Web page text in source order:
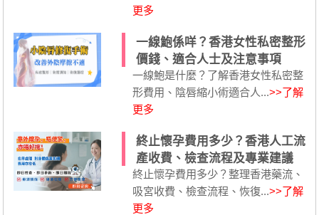
更多
一線鮑係咩？香港女性私密整形
價錢、適合人士及注意事項
一線鮑是什麼？了解香港女性私密整
形費用、陰唇縮小術適合人...>>了解
更多
終止懷孕費用多少？香港人工流
產收費、檢查流程及專業建議
終止懷孕費用多少？整理香港藥流、
吸宮收費、檢查流程、恢復...>>了解
更多